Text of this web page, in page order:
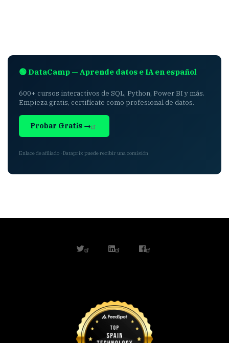
🟢 DataCamp — Aprende datos e IA en español
600+ cursos interactivos de SQL, Python, Power BI y más.
Empieza gratis, certifícate como profesional de datos.
Probar Gratis →
Enlace de afiliado · Dataprix puede recibir una comisión
twitterlinkedinfacebook